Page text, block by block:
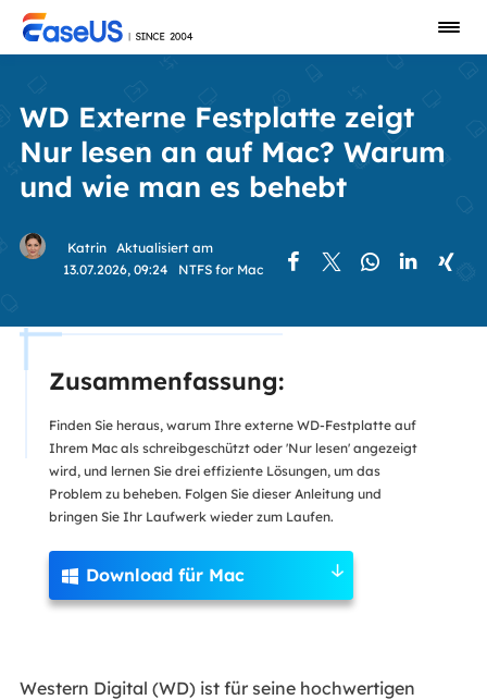
WD Externe Festplatte zeigt
Nur lesen an auf Mac? Warum
und wie man es behebt
Katrin
Aktualisiert am
13.07.2026, 09:24
NTFS for Mac     
Zusammenfassung:
Finden Sie heraus, warum Ihre externe WD-Festplatte auf
Ihrem Mac als schreibgeschützt oder 'Nur lesen' angezeigt
wird, und lernen Sie drei effiziente Lösungen, um das
Problem zu beheben. Folgen Sie dieser Anleitung und
bringen Sie Ihr Laufwerk wieder zum Laufen.
 Download für Mac
Western Digital (WD) ist für seine hochwertigen